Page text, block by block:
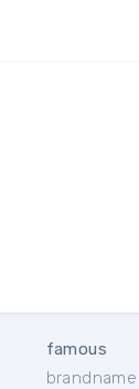
famous
brandname